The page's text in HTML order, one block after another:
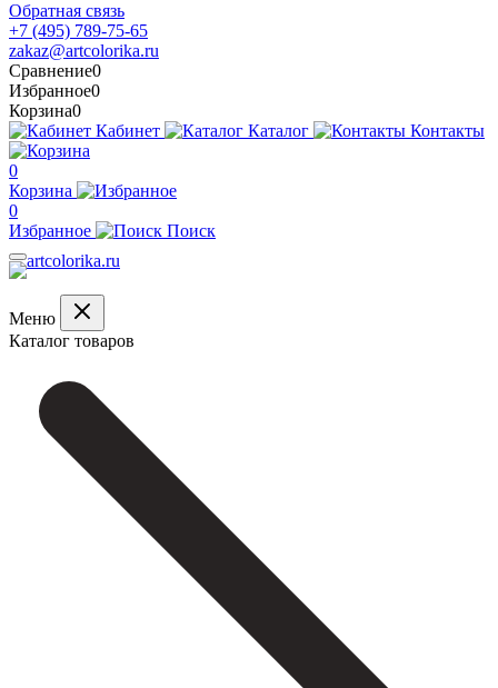
Обратная связь
+7 (495) 789-75-65
zakaz@artcolorika.ru
Сравнение0
Избранное0
Корзина0
Кабинет
Каталог Контакты
0
Корзина
0
Избранное
Поиск
Меню
Каталог товаров